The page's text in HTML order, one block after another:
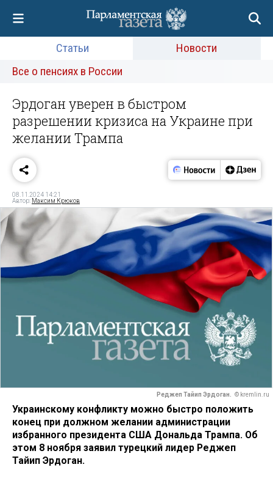
Статьи
Новости
Все о пенсиях в России
Эрдоган уверен в быстром
разрешении кризиса на Украине при
желании Трампа
08.11.2024 14:21
Автор: Максим Крюков
Реджеп Тайип Эрдоган. © kremlin.ru
Украинскому конфликту можно быстро положить
конец при должном желании администрации
избранного президента США Дональда Трампа. Об
этом 8 ноября заявил турецкий лидер Реджеп
Тайип Эрдоган.